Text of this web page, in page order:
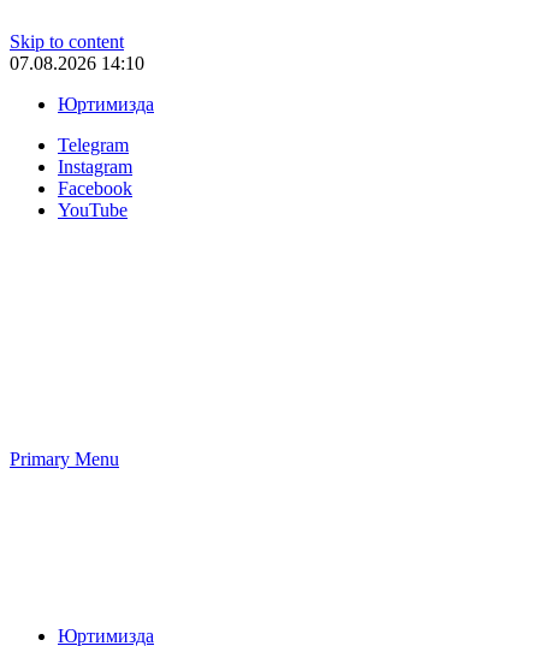
Skip to content
07.08.2026 14:10
Юртимизда
Telegram
Instagram
Facebook
YouTube
Primary Menu
Юртимизда